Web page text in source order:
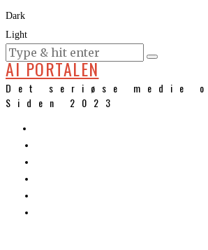
Dark
Light
KURSER
AI PORTALEN
Det seriøse medie
Siden 2023